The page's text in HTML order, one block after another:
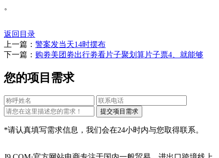
。
返回目录
上一篇： 警案发当天14时摆布
下一篇： 购劵美团劵出行劵看片子聚划算片子票4、就能够
您的项目需求
*请认真填写需求信息，我们会在24小时内与您取得联系。